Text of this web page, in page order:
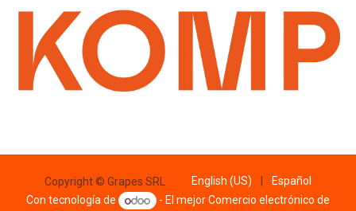
Copyright © Grapes SRL English (US)
Español
Con tecnología de
- El mejorComercio electrónico de